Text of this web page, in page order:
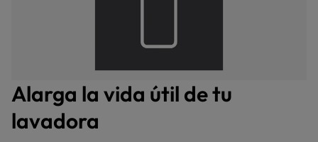
Alarga la vida útil de tu
lavadora